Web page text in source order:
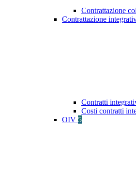
Contrattazione
Contrattazione
Contratti
Costi contratti
OIV 5